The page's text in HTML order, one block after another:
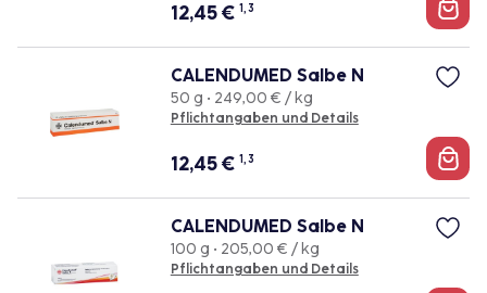
12,45€ 1, 3
CALENDUMED Salbe N
50 g • 249,00 € / kg
Pflichtangaben und Details
12,45€ 1, 3
CALENDUMED Salbe N
100 g • 205,00 € / kg
Pflichtangaben und Details